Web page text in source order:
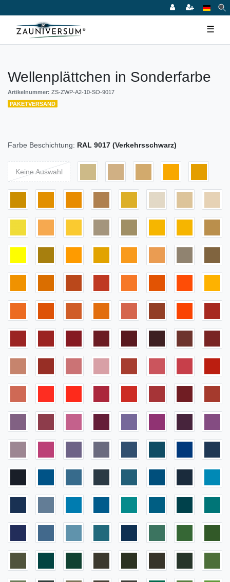
☰
Wellenplättchen in Sonderfarbe
Artikelnummer: ZS-ZWP-A2-10-SO-9017
PAKETVERSAND
Farbe Beschichtung: RAL 9017 (Verkehrsschwarz)
Keine Auswahl